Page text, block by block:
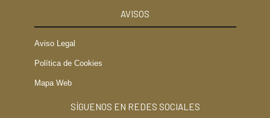
AVISOS
Aviso Legal
Política de Cookies
Mapa Web
SÍGUENOS EN REDES SOCIALES